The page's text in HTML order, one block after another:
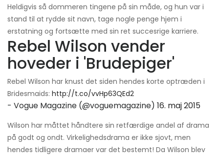
Heldigvis så dommeren tingene på sin måde, og hun var i
stand til at rydde sit navn, tage nogle penge hjem i
erstatning og fortsætte med sin ret succesrige karriere.
Rebel Wilson vender
hoveder i 'Brudepiger'
Rebel Wilson har knust det siden hendes korte optræden i
Bridesmaids: http://t.co/vvHp63QEd2
- Vogue Magazine (@voguemagazine) 16. maj 2015
Wilson har måttet håndtere sin retfærdige andel af drama
på godt og ondt. Virkelighedsdrama er ikke sjovt, men
hendes tidligere dramaer var det bestemt! Da Wilson blev